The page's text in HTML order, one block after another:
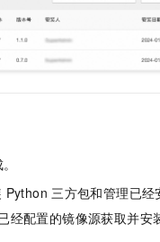
Python 三方包和管理已经
经配置的镜像源获取并安
-应用模版
版和解决方案 面
建
建